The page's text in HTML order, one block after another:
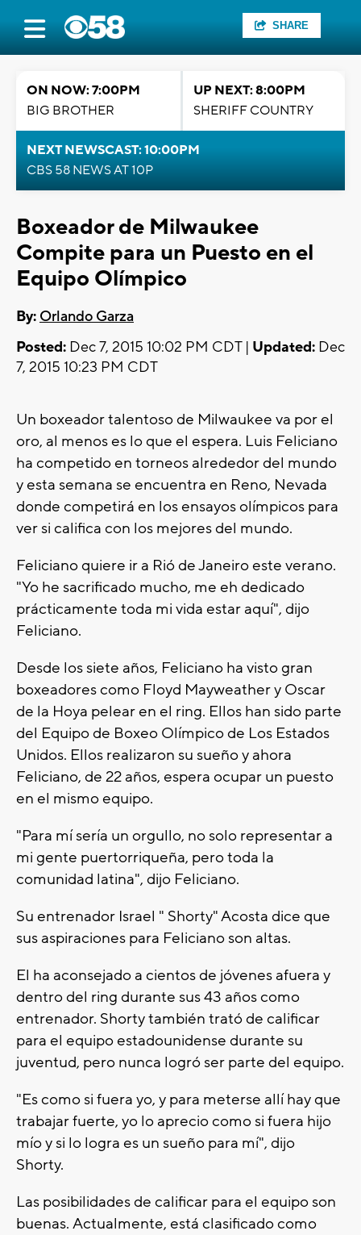
SHARE
ON NOW: 7:00PM
BIG BROTHER
UP NEXT: 8:00PM
SHERIFF COUNTRY
NEXT NEWSCAST: 10:00PM
CBS 58 NEWS AT 10P
Boxeador de Milwaukee
Compite para un Puesto en el
Equipo Olímpico
By: Orlando Garza
Posted: Dec 7, 2015 10:02 PM CDT | Updated: Dec
7, 2015 10:23 PM CDT
Un boxeador talentoso de Milwaukee va por el
oro, al menos es lo que el espera. Luis Feliciano
ha competido en torneos alrededor del mundo
y esta semana se encuentra en Reno, Nevada
donde competirá en los ensayos olímpicos para
ver si califica con los mejores del mundo.
Feliciano quiere ir a Rió de Janeiro este verano.
"Yo he sacrificado mucho, me eh dedicado
prácticamente toda mi vida estar aquí", dijo
Feliciano.
Desde los siete años, Feliciano ha visto gran
boxeadores como Floyd Mayweather y Oscar
de la Hoya pelear en el ring. Ellos han sido parte
del Equipo de Boxeo Olímpico de Los Estados
Unidos. Ellos realizaron su sueño y ahora
Feliciano, de 22 años, espera ocupar un puesto
en el mismo equipo.
"Para mí sería un orgullo, no solo representar a
mi gente puertorriqueña, pero toda la
comunidad latina", dijo Feliciano.
Su entrenador Israel " Shorty" Acosta dice que
sus aspiraciones para Feliciano son altas.
El ha aconsejado a cientos de jóvenes afuera y
dentro del ring durante sus 43 años como
entrenador. Shorty también trató de calificar
para el equipo estadounidense durante su
juventud, pero nunca logró ser parte del equipo.
"Es como si fuera yo, y para meterse allí hay que
trabajar fuerte, yo lo aprecio como si fuera hijo
mío y si lo logra es un sueño para mí", dijo
Shorty.
Las posibilidades de calificar para el equipo son
buenas. Actualmente, está clasificado como